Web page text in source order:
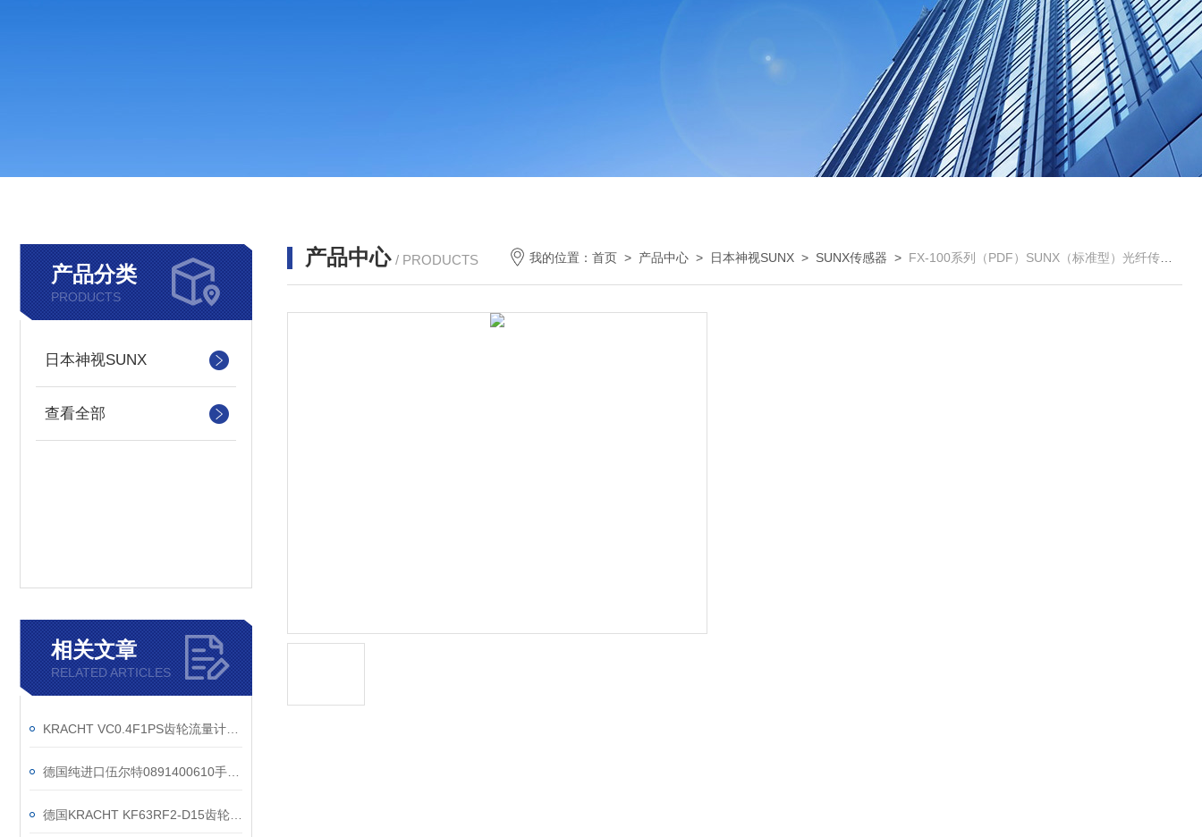
产品分类
PRODUCTS
日本神视SUNX
查看全部
相关文章
RELATED ARTICLES
产品中心 / PRODUCTS 我的位置：首页 > 产品中心 > 日本神视SUNX > SUNX传感器 > FX-100系列（PDF）SUNX（标准型）光纤传感器-上海授权代理销售